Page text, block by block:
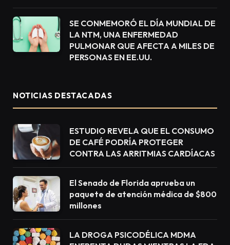
SE CONMEMORÓ EL DÍA MUNDIAL DE
LA NTM, UNA ENFERMEDAD
PULMONAR QUE AFECTA A MILES DE
PERSONAS EN EE.UU.
NOTICIAS DESTACADAS
ESTUDIO REVELA QUE EL CONSUMO
DE CAFÉ PODRÍA PROTEGER
CONTRA LAS ARRITMIAS CARDÍACAS
El Senado de Florida aprueba un
paquete de atención médica de $800
millones
LA DROGA PSICODÉLICA MDMA